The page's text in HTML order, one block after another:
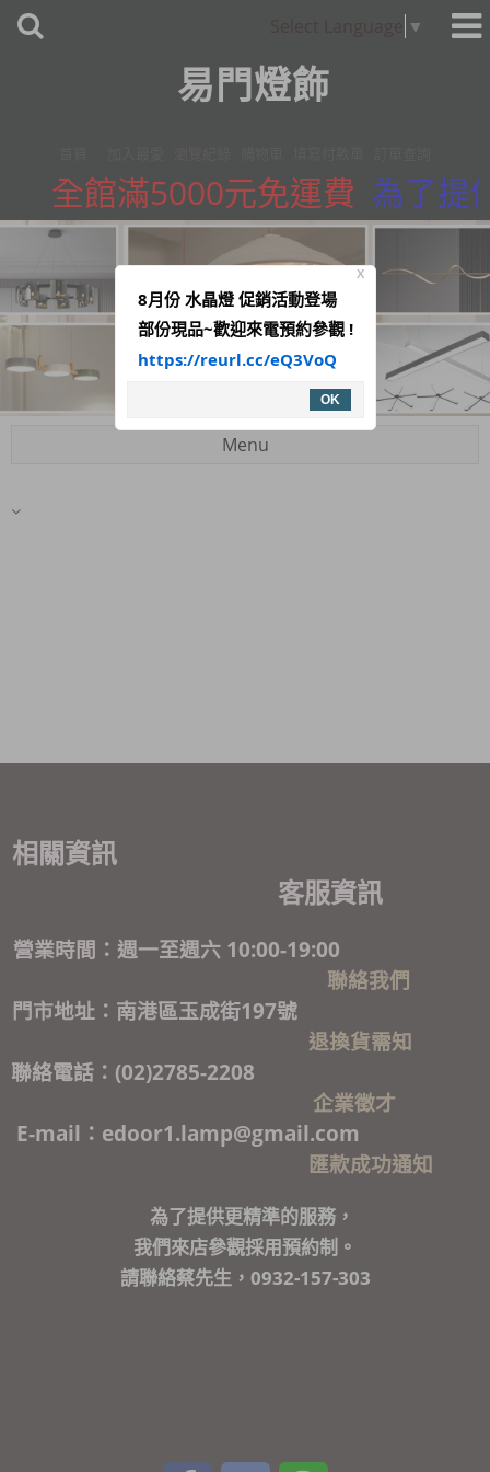
▼
易門燈飾
全館滿5000元免運費 為了提
Menu
相關資訊
客服資訊
營業時間：週一至週六 10:00-19:00
聯絡我們
門市地址：南港區玉成街197號
退換貨需知
聯絡電話：(02)2785-2208
企業徵才
E-mail：edoor1.lamp@gmail.com
匯款成功通知
為了提供更精準的服務，
我們來店參觀採用預約制。
請聯絡蔡先生，0932-157-303
X
8月份 水晶燈 促銷活動登場
部份現品~歡迎來電預約參觀 !
https://reurl.cc/eQ3VoQ
OK